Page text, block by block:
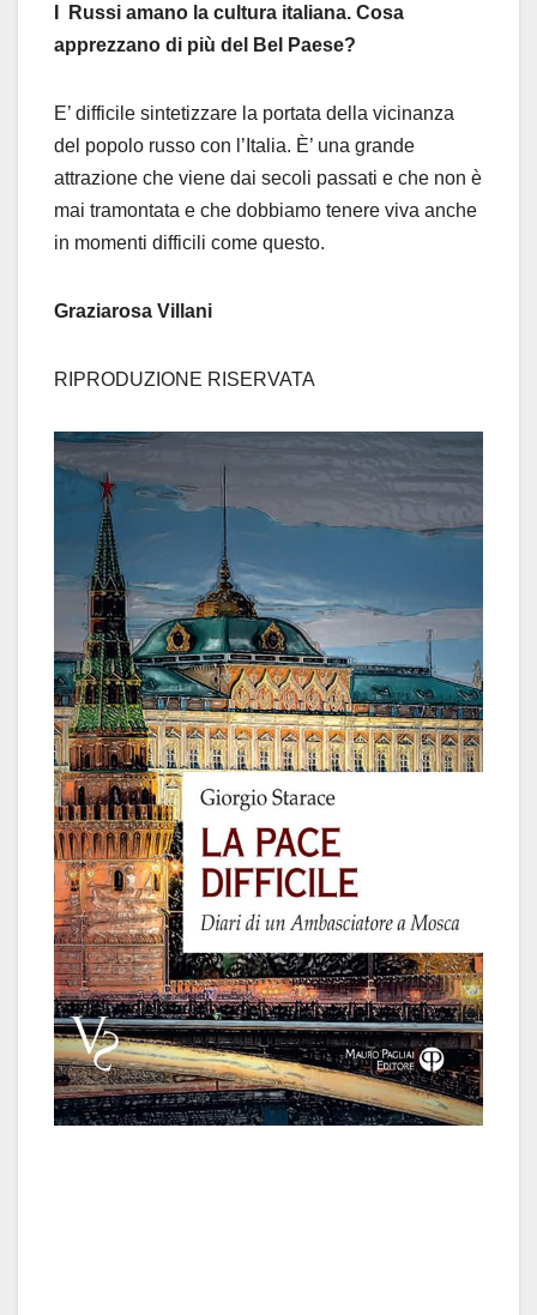
I Russi amano la cultura italiana. Cosa
apprezzano di più del Bel Paese?
E’ difficile sintetizzare la portata della vicinanza
del popolo russo con l’Italia. È’ una grande
attrazione che viene dai secoli passati e che non è
mai tramontata e che dobbiamo tenere viva anche
in momenti difficili come questo.
Graziarosa Villani
RIPRODUZIONE RISERVATA